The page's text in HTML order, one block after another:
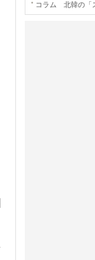
コラム 北韓の「